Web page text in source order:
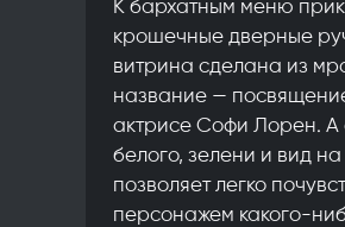
К бархатным меню
крошечные дверные
витрина сделана из
название —
актрисе Софи Лорен.
белого, зелени и вид
позволяет легко
персонажем какого-